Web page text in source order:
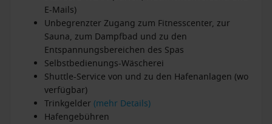
E-Mails)
Unbegrenzter Zugang zum Fitnesscenter, zur
Sauna, zum Dampfbad und zu den
Entspannungsbereichen des Spas
Selbstbedienungs-Wäscherei
Shuttle-Service von und zu den Hafenanlagen (wo
verfügbar)
Trinkgelder(mehr Details)
Hafengebühren